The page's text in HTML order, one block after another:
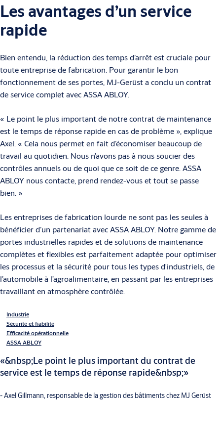
Les avantages d’un service
rapide
Bien entendu, la réduction des temps d’arrêt est cruciale pour
toute entreprise de fabrication. Pour garantir le bon
fonctionnement de ses portes, MJ-Gerüst a conclu un contrat
de service complet avec ASSA ABLOY.
« Le point le plus important de notre contrat de maintenance
est le temps de réponse rapide en cas de problème », explique
Axel. « Cela nous permet en fait d’économiser beaucoup de
travail au quotidien. Nous n’avons pas à nous soucier des
contrôles annuels ou de quoi que ce soit de ce genre. ASSA
ABLOY nous contacte, prend rendez-vous et tout se passe
bien. »
Les entreprises de fabrication lourde ne sont pas les seules à
bénéficier d’un partenariat avec ASSA ABLOY. Notre gamme de
portes industrielles rapides et de solutions de maintenance
complètes et flexibles est parfaitement adaptée pour optimiser
les processus et la sécurité pour tous les types d'industriels, de
l’automobile à l’agroalimentaire, en passant par les entreprises
travaillant en atmosphère contrôlée.
Industrie
Sécurité et fiabilité
Efficacité opérationnelle
ASSA ABLOY
«&nbsp;Le point le plus important du contrat de
service est le temps de réponse rapide&nbsp;»
- Axel Gillmann, responsable de la gestion des bâtiments chez MJ Gerüst